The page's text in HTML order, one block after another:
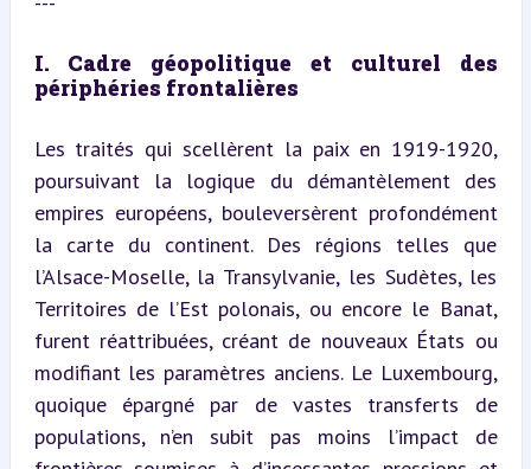
I. Cadre géopolitique et culturel des
périphéries frontalières
Les traités qui scellèrent la paix en 1919-1920,
poursuivant la logique du démantèlement des
empires européens, bouleversèrent profondément
la carte du continent. Des régions telles que
l’Alsace-Moselle, la Transylvanie, les Sudètes, les
Territoires de l’Est polonais, ou encore le Banat,
furent réattribuées, créant de nouveaux États ou
modifiant les paramètres anciens. Le Luxembourg,
quoique épargné par de vastes transferts de
populations, n’en subit pas moins l’impact de